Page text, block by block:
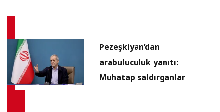
Pezeşkiyan’dan
arabuluculuk yanıtı:
Muhatap saldırganlar